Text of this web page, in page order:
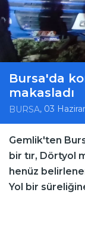
Bursa'da
makasladı
BURSA, 03
Gemlik'ten
bir tır, Dörtyol
henüz
Yol bir